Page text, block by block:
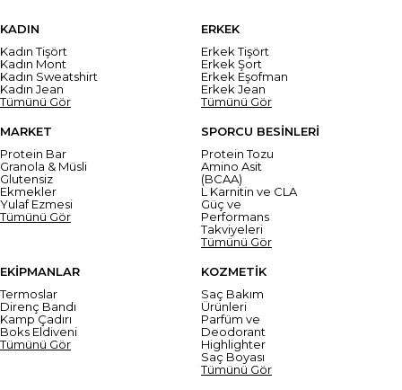
KADIN
Kadın Tişört
Kadın Mont
Kadın Sweatshirt
Kadın Jean
Tümünü Gör
ERKEK
Erkek Tişört
Erkek Şort
Erkek Eşofman
Erkek Jean
Tümünü Gör
MARKET
Protein Bar
Granola & Müsli
Glutensiz
Ekmekler
Yulaf Ezmesi
Tümünü Gör
SPORCU BESİNLERİ
Protein Tozu
Amino Asit
(BCAA)
L Karnitin ve CLA
Güç ve
Performans
Takviyeleri
Tümünü Gör
EKİPMANLAR
Termoslar
Direnç Bandı
Kamp Çadırı
Boks Eldiveni
Tümünü Gör
KOZMETİK
Saç Bakım
Ürünleri
Parfüm ve
Deodorant
Highlighter
Saç Boyası
Tümünü Gör